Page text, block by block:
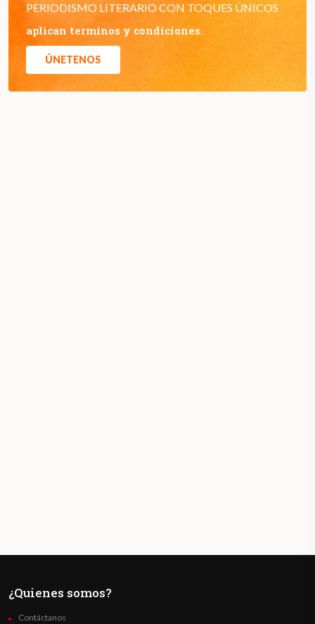
PERIODISMO LITERARIO CON TOQUES ÚNICOS
aplican terminos y condiciones.
ÚNETENOS
¿Quienes somos?
Contáctanos